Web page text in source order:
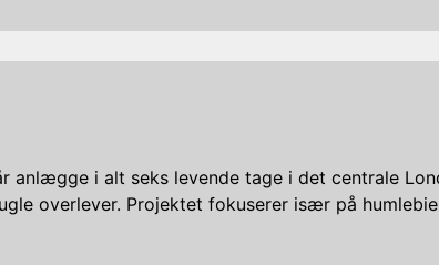
i alt seks levende tage i det centrale
overlever. Projektet fokuserer især på